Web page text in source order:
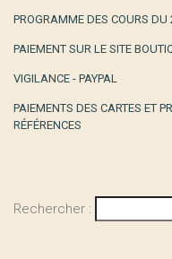
PROGRAMME DES COURS
PAIEMENT SUR LE SITE
VIGILANCE - PAYPAL
PAIEMENTS DES CARTES ET
RÉFÉRENCES
Rechercher :